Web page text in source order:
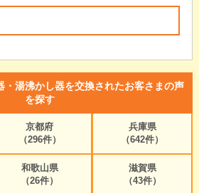
・湯沸かし器を交換されたお客さまの声
を探す
京都府
（296件）
兵庫県
（642件）
和歌山県
（26件）
滋賀県
（43件）